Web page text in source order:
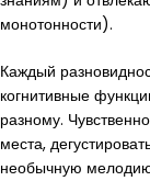
монотонности).
Каждый
когнитивные
разному.
места,
необычную